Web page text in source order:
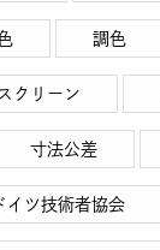
調色
スクリーン
寸法公差
イツ技術者協会